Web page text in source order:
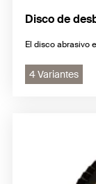
Disco de
El disco abrasivo
4 Variantes